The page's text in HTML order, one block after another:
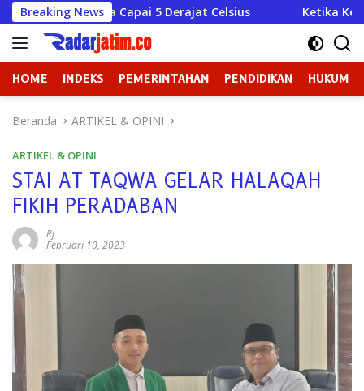
Langsung
ke
konten
Breaking News
Capai 5 Derajat Celsius Ketika Kekuasaan Lupa
HOME INDEKS PEMERINTAHAN PENDIDIKAN HUKUM
Beranda ARTIKEL & OPINI
ARTIKEL & OPINI
STAI AT TAQWA GELAR HALAQAH
FIKIH PERADABAN
Rj
Februari 10, 2023